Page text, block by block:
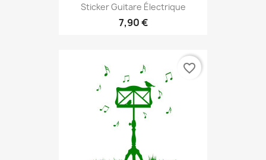
Sticker Guitare Électrique
7,90 €
favorite_border